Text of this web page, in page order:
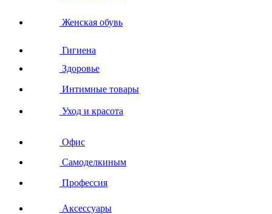
Женская обувь
Гигиена
Здоровье
Интимные товары
Уход и красота
Офис
Самоделкиным
Профессия
Аксессуары